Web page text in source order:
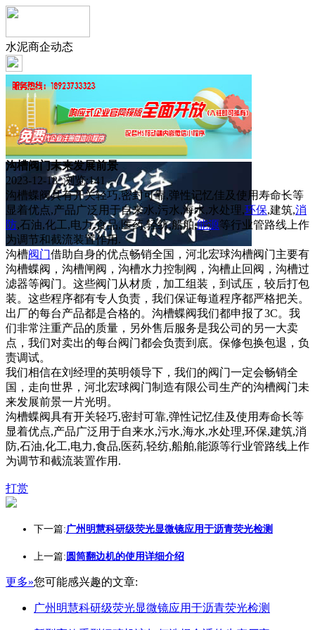
水泥商企动态
沟槽阀门未来发展前景
2023-12-18 浏览:141
沟槽蝶阀具有开关轻巧,密封可靠,弹性记忆佳及使用寿命长等
显着优点,产品广泛用于自来水,污水,海水,水处理,环保,建筑,消
防,石油,化工,电力,食品,医药,轻纺,船舶,能源等行业管路线上作
为调节和截流装置作用.
沟槽阀门借助自身的优点畅销全国，河北宏球沟槽阀门主要有
沟槽蝶阀，沟槽闸阀，沟槽水力控制阀，沟槽止回阀，沟槽过
滤器等阀门。这些阀门从材质，加工组装，到试压，较后打包
装。这些程序都有专人负责，我们保证每道程序都严格把关。
出厂的每台产品都是合格的。沟槽蝶阀我们都申报了3C。我
们非常注重产品的质量，另外售后服务是我公司的另一大卖
点，我们对卖出的每台阀门都会负责到底。保修包换包退，负
责调试。
我们相信在刘经理的英明领导下，我们的阀门一定会畅销全
国，走向世界，河北宏球阀门制造有限公司生产的沟槽阀门未
来发展前景一片光明。
沟槽蝶阀具有开关轻巧,密封可靠,弹性记忆佳及使用寿命长等
显着优点,产品广泛用于自来水,污水,海水,水处理,环保,建筑,消
防,石油,化工,电力,食品,医药,轻纺,船舶,能源等行业管路线上作
为调节和截流装置作用.
打赏
下一篇:广州明慧科研级荧光显微镜应用于沥青荧光检测
上一篇: 圆筒翻边机的使用详细介绍
更多»您可能感兴趣的文章:
广州明慧科研级荧光显微镜应用于沥青荧光检测